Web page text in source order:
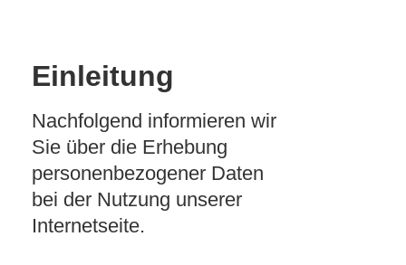
Einleitung
Nachfolgend informieren wir
Sie über die Erhebung
personenbezogener Daten
bei der Nutzung unserer
Internetseite.